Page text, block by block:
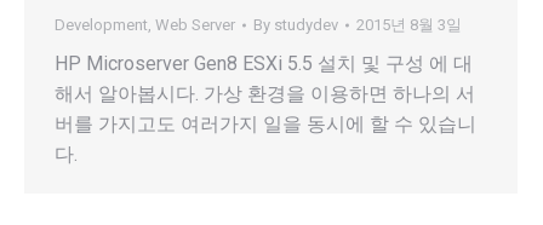
Development Web Server By studydev 2015년 8월 3일
HP Microserver Gen8 ESXi 5.5 설치 및 구성 에 대
해서 알아봅시다. 가상 환경을 이용하면 하나의 서
버를 가지고도 여러가지 일을 동시에 할 수 있습니
다.